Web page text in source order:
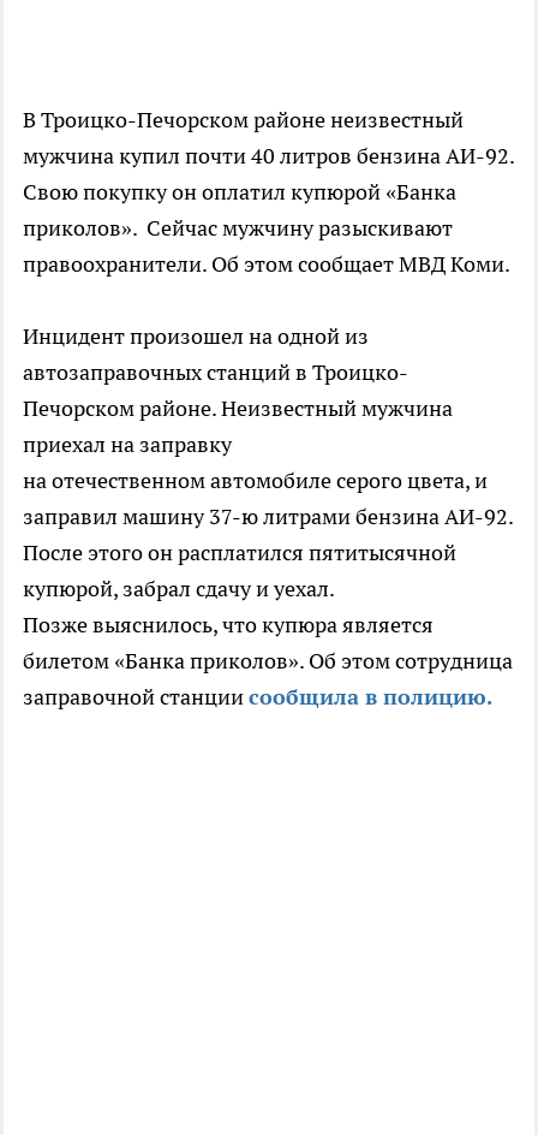
В Троицко-Печорском районе неизвестный
мужчина купил почти 40 литров бензина АИ-92.
Свою покупку он оплатил купюрой «Банка
приколов». Сейчас мужчину разыскивают
правоохранители. Об этом сообщает МВД Коми.
Инцидент произошел на одной из
автозаправочных станций в Троицко-
Печорском районе. Неизвестный мужчина
приехал на заправку
наотечественномавтомобиле серого цвета, и
заправил машину 37-ю литрами бензина АИ-92.
После этого он расплатился пятитысячной
купюрой, забрал сдачу и уехал.
Позжевыяснилось, что купюра является
билетом «Банка приколов». Об этом сотрудница
заправочной станциисообщила в полицию.